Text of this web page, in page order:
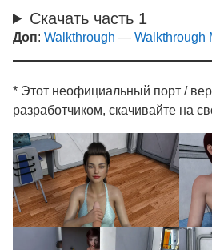
Скачать часть 1
Доп: Walkthrough — Walkthrough
* Этот неофициальный порт /
разработчиком, скачивайте на